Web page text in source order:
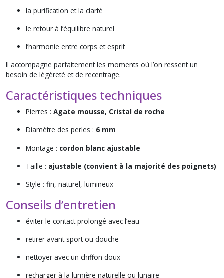
la purification et la clarté
le retour à l’équilibre naturel
l’harmonie entre corps et esprit
Il accompagne parfaitement les moments où l’on ressent un
besoin de légèreté et de recentrage.
Caractéristiques techniques
Pierres : Agate mousse, Cristal de roche
Diamètre des perles : 6 mm
Montage : cordon blanc ajustable
Taille : ajustable (convient à la majorité des poignets)
Style : fin, naturel, lumineux
Conseils d’entretien
éviter le contact prolongé avec l’eau
retirer avant sport ou douche
nettoyer avec un chiffon doux
recharger à la lumière naturelle ou lunaire